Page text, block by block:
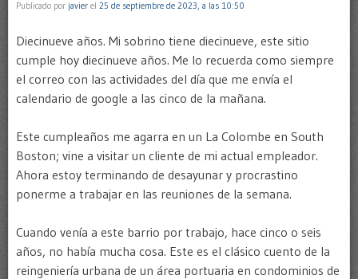
Publicado por javier el 25 de septiembre de 2023, a las 10:50
Diecinueve años. Mi sobrino tiene diecinueve, este sitio
cumple hoy diecinueve años. Me lo recuerda como siempre
el correo con las actividades del día que me envía el
calendario de google a las cinco de la mañana.
Este cumpleaños me agarra en un La Colombe en South
Boston; vine a visitar un cliente de mi actual empleador.
Ahora estoy terminando de desayunar y procrastino
ponerme a trabajar en las reuniones de la semana.
Cuando venía a este barrio por trabajo, hace cinco o seis
años, no había mucha cosa. Este es el clásico cuento de la
reingeniería urbana de un área portuaria en condominios de